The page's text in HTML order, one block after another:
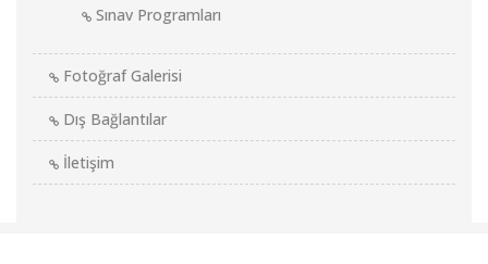
Sınav Programları
Fotoğraf Galerisi
Dış Bağlantılar
İletişim